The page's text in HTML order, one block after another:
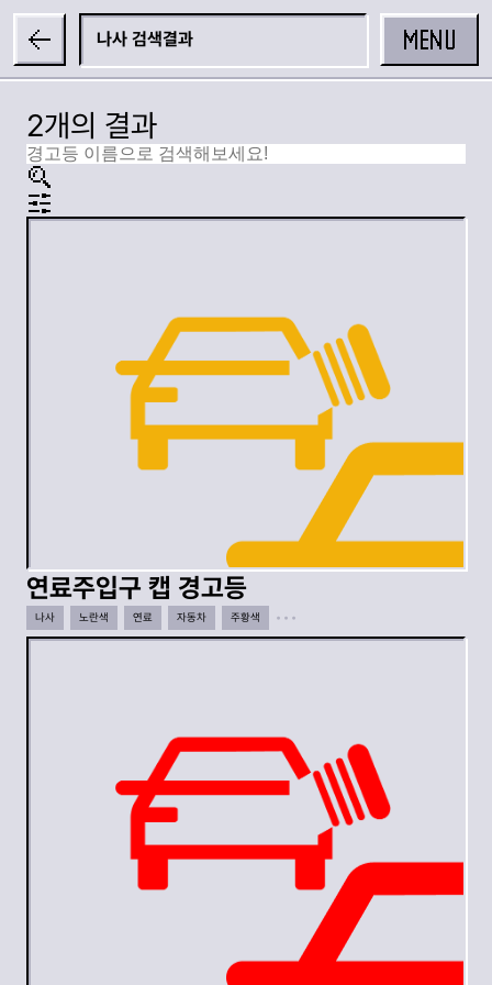
MENU
나사
2개의 결과
연료주입구 캡 경고등
나사 노란색 연료 자동차 주황색